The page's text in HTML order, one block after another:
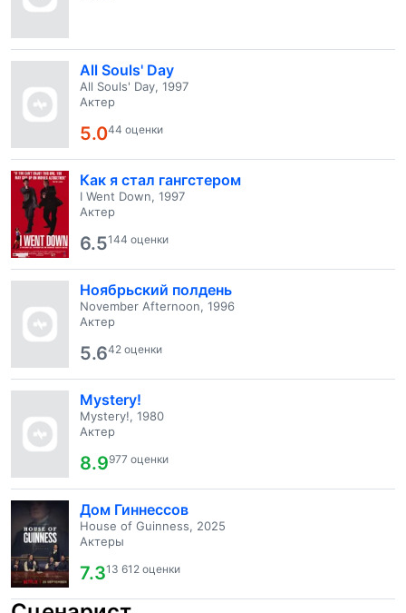
All Souls' Day
All Souls' Day, 1997
Актер
5.044 оценки
Как я стал гангстером
I Went Down, 1997
Актер
6.5144 оценки
Ноябрьский полдень
November Afternoon, 1996
Актер
5.642 оценки
Mystery!
Mystery!, 1980
Актер
8.9977 оценки
Дом Гиннессов
House of Guinness, 2025
Актеры
7.313 612 оценки